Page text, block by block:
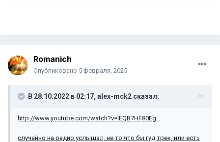
Romanich
Опубликовано 5 февраля, 2025
В 28.10.2022 в 02:17, alex-mck2 сказал:
http://www.youtube.com/watch?v=lEQB7HF80Eg
случайно на радио услышал, не то что бы гуд трек, или есть